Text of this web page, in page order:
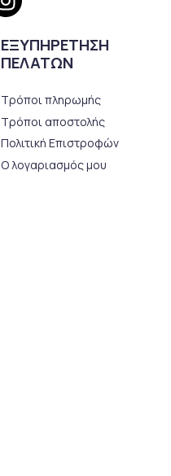
ΕΞΥΠΗΡΕΤΗΣΗ
ΠΕΛΑΤΩΝ
Τρόποι πληρωμής
Τρόποι αποστολής
Πολιτική Επιστροφών
Ο λογαριασμός μου